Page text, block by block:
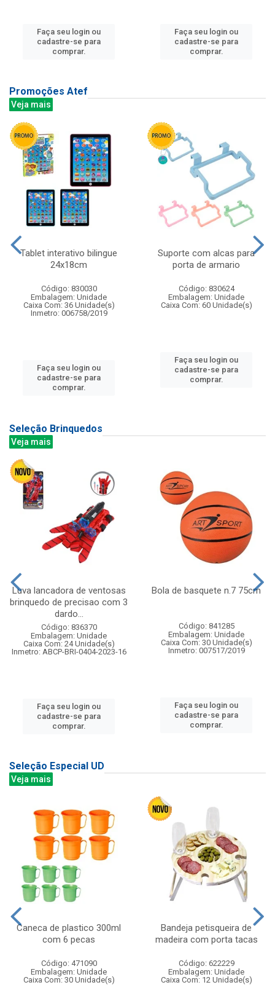
Faça seu login ou
cadastre-se para
comprar.
Faça seu login ou
cadastre-se para
comprar.
Promoções Atef
Veja mais
Tablet interativo bilingue
24x18cm
Código: 830030
Embalagem: Unidade
Caixa Com: 36 Unidade(s)
Inmetro: 006758/2019
Faça seu login ou
cadastre-se para
comprar.
Suporte com alcas para
porta de armario
Código: 830624
Embalagem: Unidade
Caixa Com: 60 Unidade(s)
Faça seu login ou
cadastre-se para
comprar.
Seleção Brinquedos
Veja mais
Luva lancadora de ventosas
brinquedo de precisao com 3
dardo...
Código: 836370
Embalagem: Unidade
Caixa Com: 24 Unidade(s)
Inmetro: ABCP-BRI-0404-2023-16
Faça seu login ou
cadastre-se para
comprar.
Bola de basquete n.7 75cm
Código: 841285
Embalagem: Unidade
Caixa Com: 30 Unidade(s)
Inmetro: 007517/2019
Faça seu login ou
cadastre-se para
comprar.
Seleção Especial UD
Veja mais
Caneca de plastico 300ml
com 6 pecas
Código: 471090
Embalagem: Unidade
Caixa Com: 30 Unidade(s)
Bandeja petisqueira de
madeira com porta tacas
Código: 622229
Embalagem: Unidade
Caixa Com: 12 Unidade(s)